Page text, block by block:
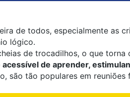
de todos, especialmente as
lógico.
de trocadilhos, o que torna
de aprender,
são tão populares em reuniões